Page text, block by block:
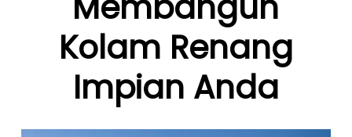
Kolam Renang
Impian Anda